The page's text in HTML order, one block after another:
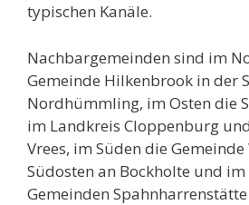
typischen Kanäle.
Nachbargemeinden sind im
Gemeinde Hilkenbrook in der
Nordhümmling, im Osten die
im Landkreis Cloppenburg
Vrees, im Süden die
Südosten an Bockholte und im
Gemeinden